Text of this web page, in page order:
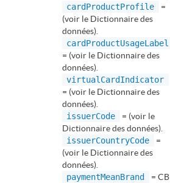
cardProductProfile
=
(voir le Dictionnaire des
données).
cardProductUsageLabel
= (voir le Dictionnaire des
données).
virtualCardIndicator
= (voir le Dictionnaire des
données).
issuerCode
= (voir le
Dictionnaire des données).
issuerCountryCode
=
(voir le Dictionnaire des
données).
paymentMeanBrand
= CB